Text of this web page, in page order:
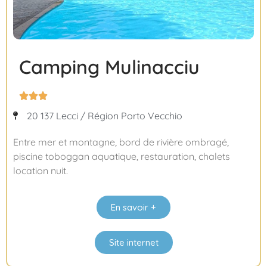
Camping Mulinacciu

20 137 Lecci / Région Porto Vecchio
Entre mer et montagne, bord de rivière ombragé,
piscine toboggan aquatique, restauration, chalets
location nuit.
En savoir +
Site internet